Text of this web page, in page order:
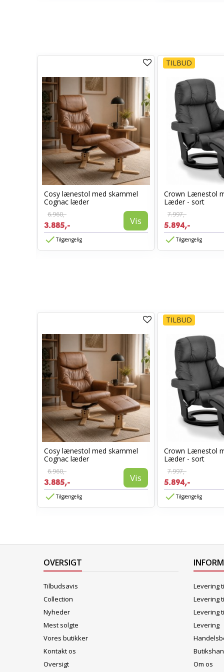
Cosy lænestol med skammel
Cognac læder
6.960,-
3.885,- Vis
Tilgængelig
TILBUD
Crown Lænestol
Læder - sort
7.997,-
5.894,-
Tilgængelig
Cosy lænestol med skammel
Cognac læder
6.960,-
3.885,- Vis
Tilgængelig
TILBUD
Crown Lænestol
Læder - sort
7.997,-
5.894,-
Tilgængelig
OVERSIGT
Tilbudsavis
Collection
Nyheder
Mest solgte
Vores butikker
Kontakt os
Oversigt
Levering
Levering
Levering
Levering
Om os